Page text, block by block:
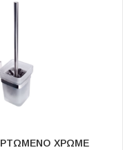
ΧΡΩΜΈ